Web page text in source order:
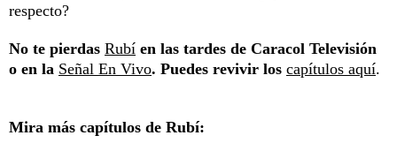
respecto?
No te pierdas Rubí en las tardes de Caracol Televisión
o en la Señal En Vivo. Puedes revivir los capítulos aquí.
Mira más capítulos de Rubí: